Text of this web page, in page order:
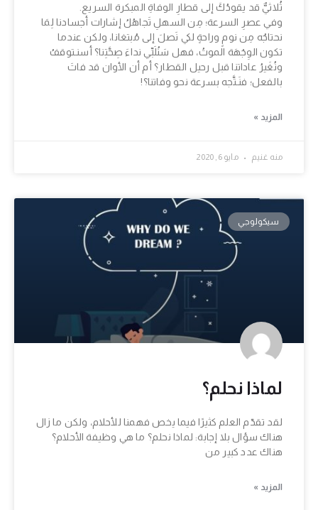
ثُلاثيٌّ قد يقودُكَ إلى قطارِ الوفاةِ المبكرة السريع.
وفي عصرِ السرعة؛ مِن السهلِ تَجاهُلُ إشارات أجسادنا لِمَا
نحتاجُه مِن نومٍ وراحةٍ لكي نَصلَ إلى مُبتغانا، ولكن عندما
تكون الوِجْهَة الموتُ، فهل سَنُلَبِّي نداءَ صِحَّتِنا؟ أسنـتوقفُ
ونُغَيرُ عاداتنا قبل رحيل القطار؟ أم أن الأوان قد فاتَ
بالفعل؛ فنَـتَّجه بسرعة نحو وفاتنا؟!
المزيد »
منه غنيم مايو 6, 2020
سيكولوجي
لماذا نحلم؟
لقد تقدّم العلم كثيرًا فيما يخص فهمنا للأحلام، ولكن ما زال
هناك سؤال بلا إجابة: لماذا نحلم؟ ما هي وظيفة الأحلام؟
هناك عدد كبير من
المزيد »